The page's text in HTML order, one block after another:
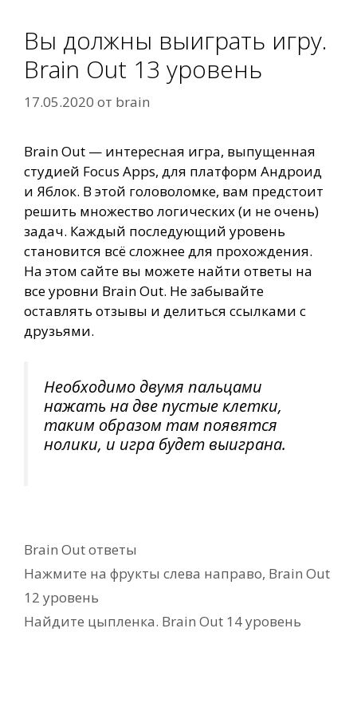
Вы должны выиграть игру.
Brain Out 13 уровень
17.05.2020 от brain
Brain Out — интересная игра, выпущенная
студией Focus Apps, для платформ Андроид
и Яблок. В этой головоломке, вам предстоит
решить множество логических (и не очень)
задач. Каждый последующий уровень
становится всё сложнее для прохождения.
На этом сайте вы можете найти ответы на
все уровни Brain Out. Не забывайте
оставлять отзывы и делиться ссылками с
друзьями.
Необходимо двумя пальцами
нажать на две пустые клетки,
таким образом там появятся
нолики, и игра будет выиграна.
Рубрики
Brain Out ответы
Нажмите на фрукты слева направо, Brain Out
12 уровень
Найдите цыпленка. Brain Out 14 уровень